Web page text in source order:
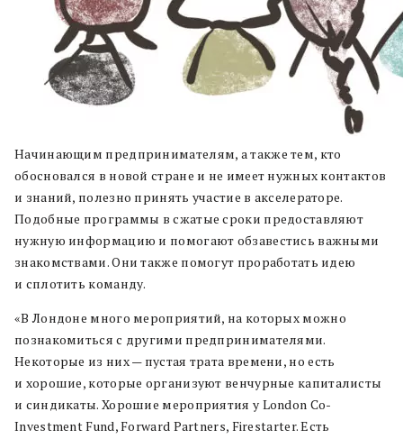
Начинающим предпринимателям, а также тем, кто
обосновался в новой стране и не имеет нужных контактов
и знаний, полезно принять участие в акселераторе.
Подобные программы в сжатые сроки предоставляют
нужную информацию и помогают обзавестись важными
знакомствами. Они также помогут проработать идею
и сплотить команду.
«В Лондоне много мероприятий, на которых можно
познакомиться с другими предпринимателями.
Некоторые из них — пустая трата времени, но есть
и хорошие, которые организуют венчурные капиталисты
и синдикаты. Хорошие мероприятия у London Co-
Investment Fund, Forward Partners, Firestarter.Есть